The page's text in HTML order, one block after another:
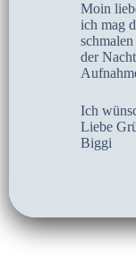
Moin
ich mag
der
Ich
Liebe
Biggi